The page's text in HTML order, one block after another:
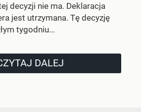
decyzji nie ma. Deklaracja
jest utrzymana. Tę decyzję
tygodniu...
DALEJ